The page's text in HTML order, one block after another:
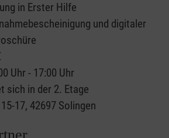
in Erster Hilfe
und digitaler
Uhr - 17:00 Uhr
sich in der 2. Etage
17, 42697 Solingen